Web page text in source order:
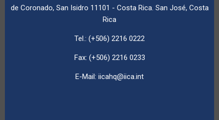
de Coronado, San Isidro 11101 - Costa Rica. San José, Costa
Rica
Tel.: (+506) 2216 0222
Fax: (+506) 2216 0233
E-Mail: iicahq@iica.int